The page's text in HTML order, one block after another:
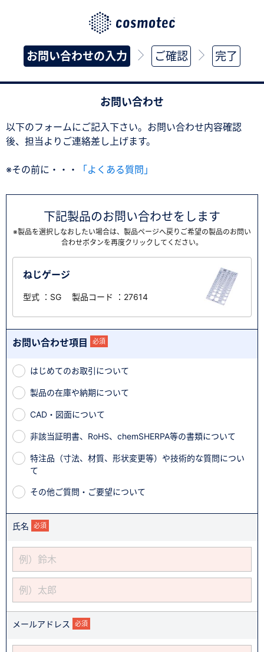
お問い合わせの入力 ご確認 完了
お問い合わせ
以下のフォームにご記入下さい。お問い合わせ内容確認
後、担当よりご連絡差し上げます。
※その前に・・・ 「よくある質問」
下記製品のお問い合わせをします
※製品を選択しなおしたい場合は、製品ページへ戻りご希望の製品のお問い
合わせボタンを再度クリックしてください。
ねじゲージ
型式 ：SG 製品コード ：27614
お問い合わせ項目 必須
はじめてのお取引について
製品の在庫や納期について
CAD・図面について
非該当証明書、RoHS、chemSHERPA等の書類について
特注品（寸法、材質、形状変更等）や技術的な質問につい
て
その他ご質問・ご要望について
氏名 必須
メールアドレス 必須